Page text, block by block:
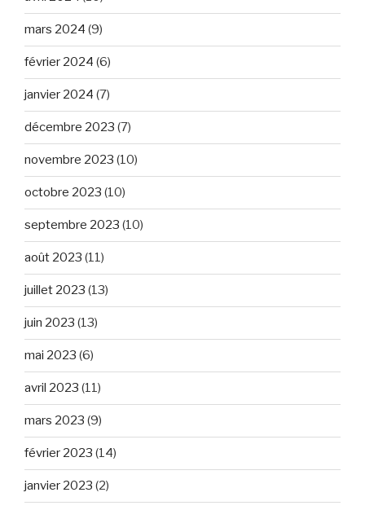
mars 2024 (9)
février 2024 (6)
janvier 2024 (7)
décembre 2023 (7)
novembre 2023 (10)
octobre 2023 (10)
septembre 2023 (10)
août 2023 (11)
juillet 2023 (13)
juin 2023 (13)
mai 2023 (6)
avril 2023 (11)
mars 2023 (9)
février 2023 (14)
janvier 2023 (2)